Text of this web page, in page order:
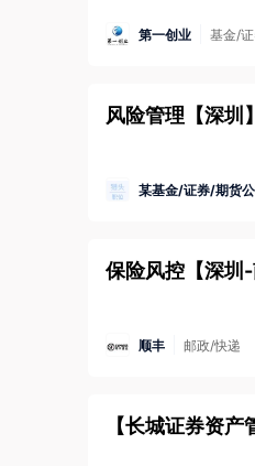
第一创业 基金/
风险管理 【深圳 】
某基金/证券/期货
保险风控 【深圳
顺丰 邮政/快递